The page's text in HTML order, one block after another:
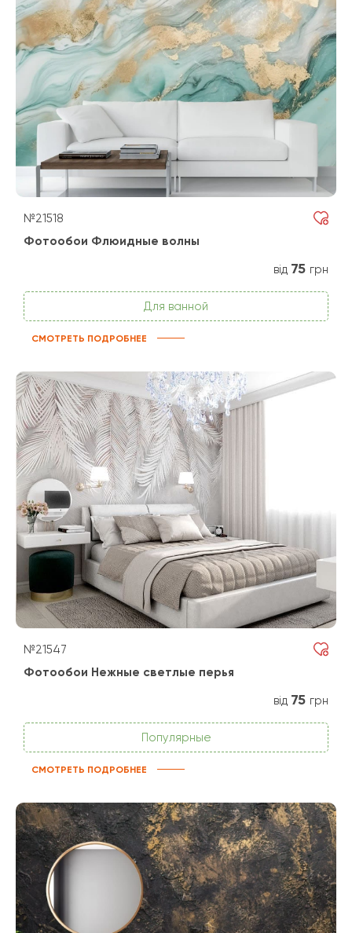
№21518
Фотообои Флюидные волны
від 75 грн
Для ванной
СМОТРЕТЬ ПОДРОБНЕЕ
№21547
Фотообои Нежные светлые перья
від 75 грн
Популярные
СМОТРЕТЬ ПОДРОБНЕЕ